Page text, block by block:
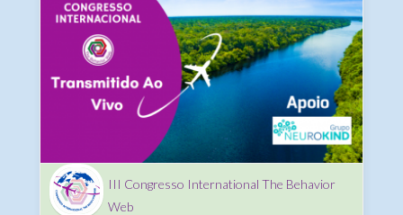
III Congresso International The Behavior
Web